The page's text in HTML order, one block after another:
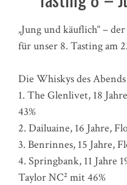
„Jung und käuflich“ –
für unser 8. Tasting am
Die Whiskys des Abends
1. The Glenlivet, 18
43%
2. Dailuaine, 16 Jahre,
3. Benrinnes, 15 Jahre,
4. Springbank, 11 Jahre
Taylor NC² mit 46%